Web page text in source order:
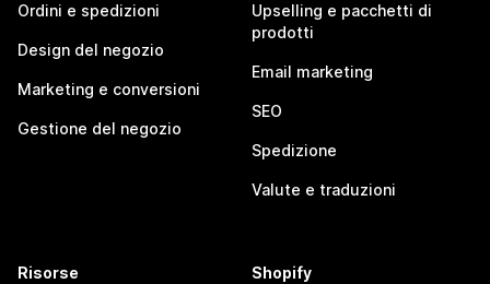
Ordini e spedizioni
Design del negozio
Marketing e conversioni
Gestione del negozio
Upselling e pacchetti di
prodotti
Email marketing
SEO
Spedizione
Valute e traduzioni
Risorse Shopify